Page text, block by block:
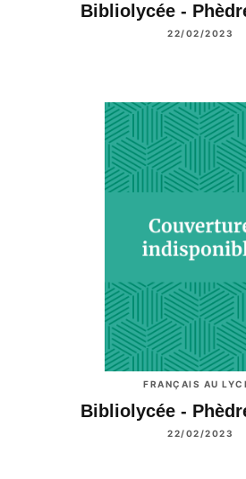
Bibliolycée -
22/02/2023
FRANÇAIS AU
Bibliolycée -
22/02/2023